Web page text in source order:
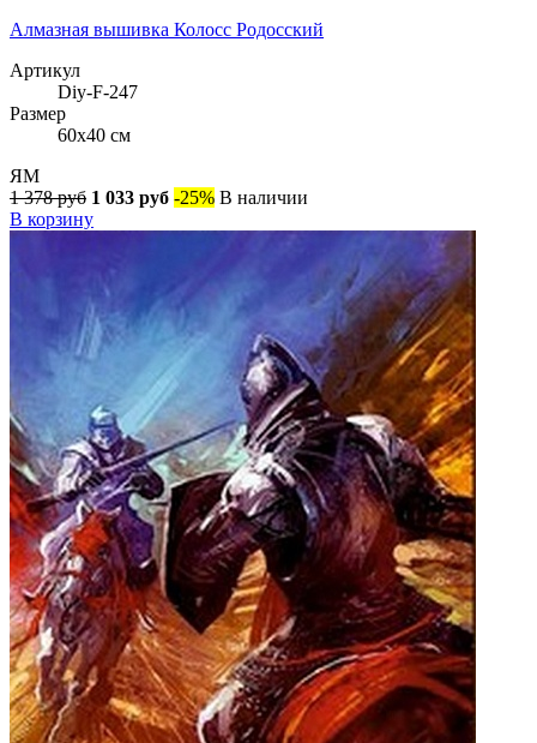
Алмазная вышивка Колосс Родосский
Артикул
Diy-F-247
Размер
60x40 см
ЯМ
1 378 руб 1 033 руб -25% В наличии
В корзину